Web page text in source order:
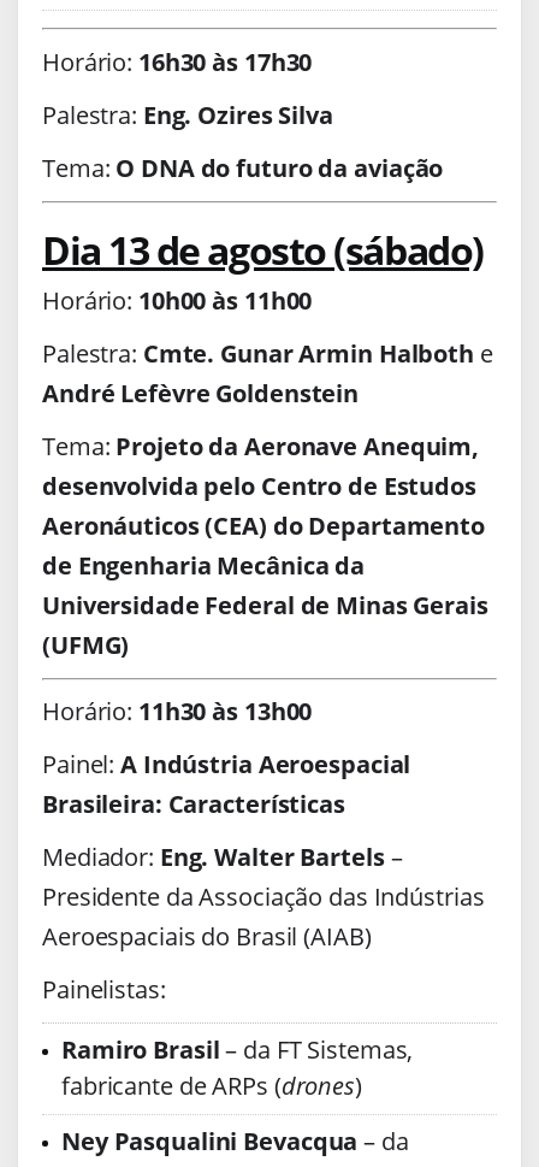
Horário: 16h30às 17h30
Palestra: Eng. Ozires Silva
Tema: O DNA do futuro da aviação
Dia 13 de agosto (sábado)
Horário: 10h00 às 11h00
Palestra: Cmte. Gunar Armin Halboth e
André Lefèvre Goldenstein
Tema: Projeto da Aeronave Anequim,
desenvolvida pelo Centro de Estudos
Aeronáuticos (CEA) do Departamento
de Engenharia Mecânica da
Universidade Federal de Minas Gerais
(UFMG)
Horário: 11h30 às 13h00
Painel:A Indústria Aeroespacial
Brasileira: Características
Mediador: Eng. Walter Bartels–
Presidente da Associação das Indústrias
Aeroespaciais do Brasil (AIAB)
Painelistas:
Ramiro Brasil– da FT Sistemas,
fabricante de ARPs (drones)
Ney Pasqualini Bevacqua – da